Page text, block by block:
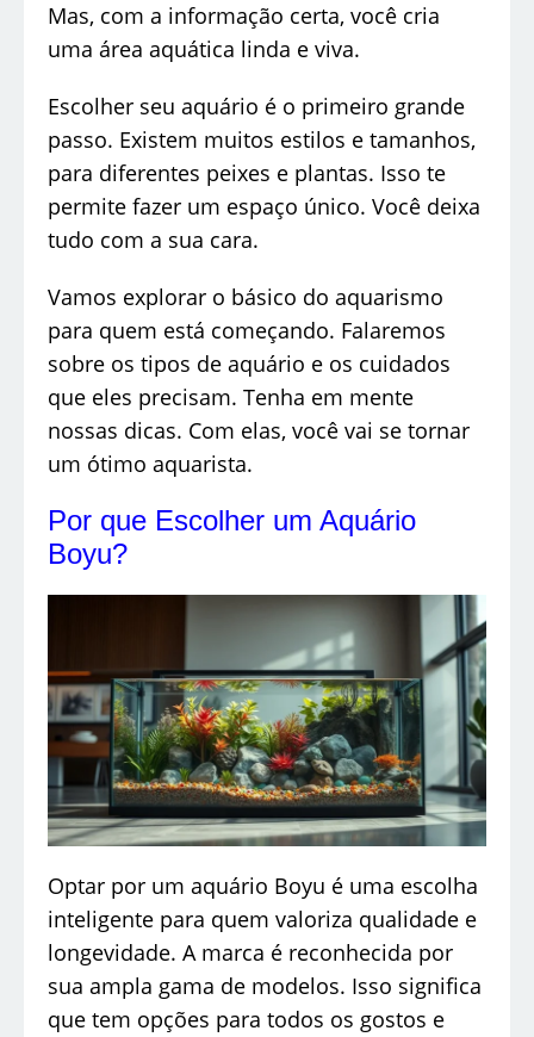
Mas, com a informação certa, você cria
uma área aquática linda e viva.
Escolher seu aquário é o primeiro grande
passo. Existem muitos estilos e tamanhos,
para diferentes peixes e plantas. Isso te
permite fazer um espaço único. Você deixa
tudo com a sua cara.
Vamos explorar o básico do aquarismo
para quem está começando. Falaremos
sobre os tipos de aquário e os cuidados
que eles precisam. Tenha em mente
nossas dicas. Com elas, você vai se tornar
um ótimo aquarista.
Por que Escolher um Aquário
Boyu?
Optar por um aquário Boyu é uma escolha
inteligente para quem valoriza qualidade e
longevidade. A marca é reconhecida por
sua ampla gama de modelos. Isso significa
que tem opções para todos os gostos e